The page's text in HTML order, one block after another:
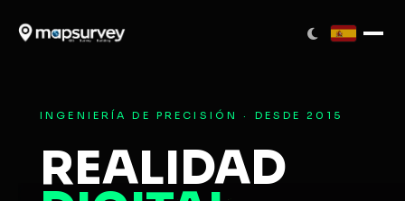
INGENIERÍA DE PRECISIÓN · DESDE 2015
REALIDAD